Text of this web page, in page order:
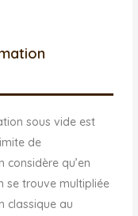
sous vide est
de
considère qu’en
se trouve multipliée
classique au